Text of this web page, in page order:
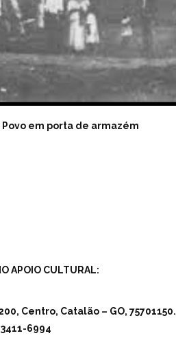
Povo em porta de armazém
APOIO CULTURAL:
Centro, Catalão – GO, 75701150.
6994